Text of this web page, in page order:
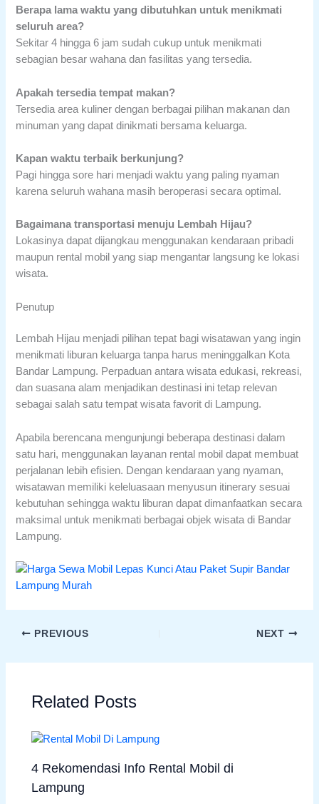
Berapa lama waktu yang dibutuhkan untuk menikmati
seluruh area?
Sekitar 4 hingga 6 jam sudah cukup untuk menikmati
sebagian besar wahana dan fasilitas yang tersedia.
Apakah tersedia tempat makan?
Tersedia area kuliner dengan berbagai pilihan makanan dan
minuman yang dapat dinikmati bersama keluarga.
Kapan waktu terbaik berkunjung?
Pagi hingga sore hari menjadi waktu yang paling nyaman
karena seluruh wahana masih beroperasi secara optimal.
Bagaimana transportasi menuju Lembah Hijau?
Lokasinya dapat dijangkau menggunakan kendaraan pribadi
maupun rental mobil yang siap mengantar langsung ke lokasi
wisata.
Penutup
Lembah Hijau menjadi pilihan tepat bagi wisatawan yang ingin
menikmati liburan keluarga tanpa harus meninggalkan Kota
Bandar Lampung. Perpaduan antara wisata edukasi, rekreasi,
dan suasana alam menjadikan destinasi ini tetap relevan
sebagai salah satu tempat wisata favorit di Lampung.
Apabila berencana mengunjungi beberapa destinasi dalam
satu hari, menggunakan layanan rental mobil dapat membuat
perjalanan lebih efisien. Dengan kendaraan yang nyaman,
wisatawan memiliki keleluasaan menyusun itinerary sesuai
kebutuhan sehingga waktu liburan dapat dimanfaatkan secara
maksimal untuk menikmati berbagai objek wisata di Bandar
Lampung.
PREVIOUS NEXT
Related Posts
4 Rekomendasi Info Rental Mobil di
Lampung